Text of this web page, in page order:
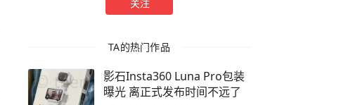
关注
TA的热门作品
影石Insta360 Luna Pro包装
曝光 离正式发布时间不远了